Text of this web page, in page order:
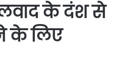
के दंश से
के लिए